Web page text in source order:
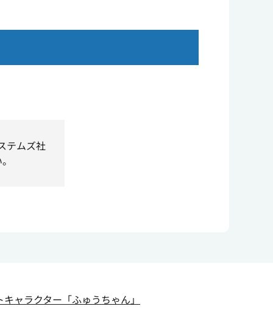
テムズ社
ャラクター 「ふゅうちゃん」